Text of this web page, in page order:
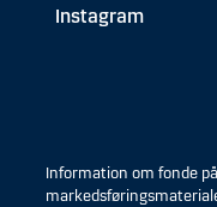
Instagram
Information om fonde